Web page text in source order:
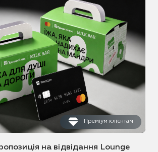
Преміум клієнтам
на відвідання Lounge